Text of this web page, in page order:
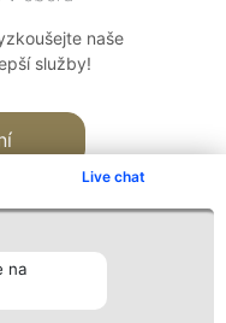
Live chat
na
naše
služby!